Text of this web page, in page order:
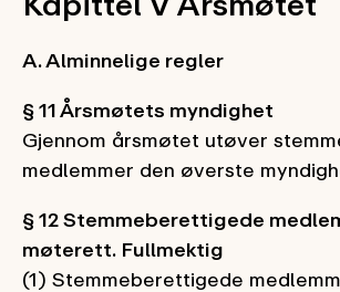
A. Alminnelige regler
§ 11 Årsmøtets myndighet
Gjennom årsmøtet utøver
medlemmer den øverste
§ 12 Stemmeberettigede
møterett. Fullmektig
(1) Stemmeberettigede